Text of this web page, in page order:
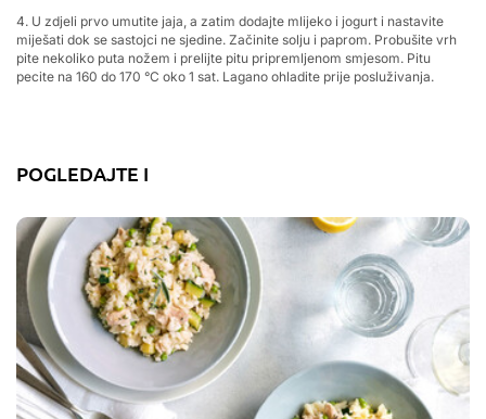
4. U zdjeli prvo umutite jaja, a zatim dodajte mlijeko i jogurt i nastavite
miješati dok se sastojci ne sjedine. Začinite solju i paprom. Probušite vrh
pite nekoliko puta nožem i prelijte pitu pripremljenom smjesom. Pitu
pecite na 160 do 170 °C oko 1 sat. Lagano ohladite prije posluživanja.
POGLEDAJTE I